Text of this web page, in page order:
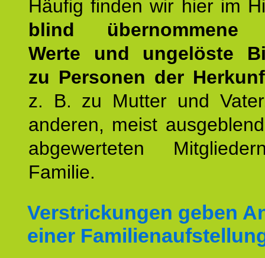
Häufig finden wir hier im
blind übernommene
Werte und ungelöste
zu Personen der
z. B. zu Mutter und
anderen, meist
abgewerteten
Familie.
Verstrickungen geben
einer